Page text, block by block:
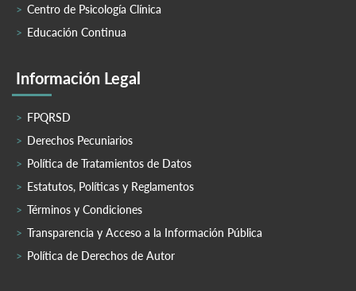
Centro de Psicología Clínica
Educación Continua
Información Legal
FPQRSD
Derechos Pecuniarios
Política de Tratamientos de Datos
Estatutos, Políticas y Reglamentos
Términos y Condiciones
Transparencia y Acceso a la Información Pública
Política de Derechos de Autor